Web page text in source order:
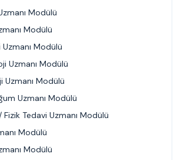
Modülü
Modülü
Modülü
Uzmanı Modülü
Uzmanı Modülü
Uzmanı Modülü
Tedavi Uzmanı Modülü
Modülü
Modülü